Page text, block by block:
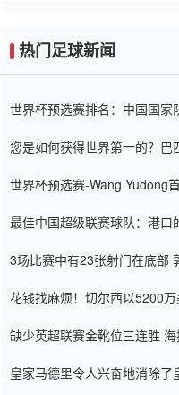
热门足球新闻
世界杯预选赛排名：中国国家
您是如何获得世界第一的？巴
世界杯预选赛-Wang Yudong
最佳中国超级联赛球队：港口
3场比赛中有23张射门在底部
花钱找麻烦！切尔西以5200
缺少英超联赛金靴位三连胜
皇家马德里令人兴奋地消除了